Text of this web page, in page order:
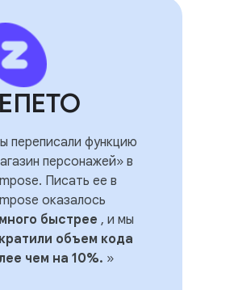
переписали функцию
персонажей» в
Писать ее в
оказалось
быстрее , и мы
объем кода
чем на 10%. »